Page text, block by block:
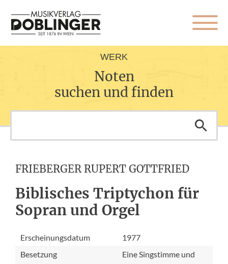
WERK
Noten
suchen und finden
FRIEBERGER RUPERT GOTTFRIED
Biblisches Triptychon für
Sopran und Orgel
Erscheinungsdatum
1977
Besetzung
Eine Singstimme und